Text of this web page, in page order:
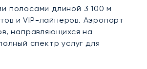
полосами длиной 3 100 м
и VIP-лайнеров. Аэропорт
направляющихся на
спектр услуг для